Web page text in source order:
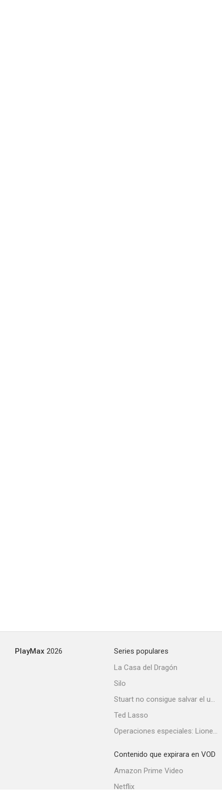
PlayMax 2026
Series populares
La Casa del Dragón
Silo
Stuart no consigue salvar el universo
Ted Lasso
Operaciones especiales: Lioness
Contenido que expirara en VOD
Amazon Prime Video
Netflix